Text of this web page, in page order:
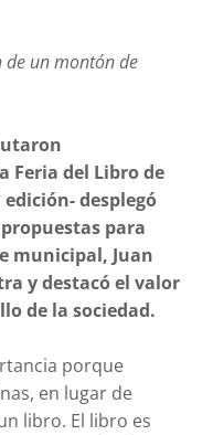
de un montón de
Feria del Libro de
edición- desplegó
para
municipal, Juan
y destacó el valor
de la sociedad.
porque
en lugar de
libro. El libro es